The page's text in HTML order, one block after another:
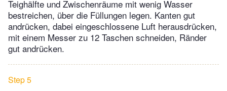
Teighälfte und Zwischenräume mit wenig Wasser
bestreichen, über die Füllungen legen. Kanten gut
andrücken, dabei eingeschlossene Luft herausdrücken,
mit einem Messer zu 12 Taschen schneiden, Ränder
gut andrücken.
Step 5